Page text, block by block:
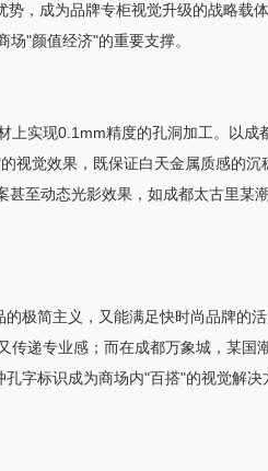
，成为品牌专柜视觉升级的战略载
"颜值经济"的重要支撑。
上实现0.1mm精度的孔洞加工。以成
视觉效果，既保证白天金属质感的沉
至动态光影效果，如成都太古里某
极简主义，又能满足快时尚品牌的
递专业感；而在成都万象城，某国
字标识成为商场内"百搭"的视觉解决